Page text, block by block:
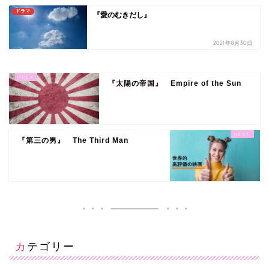
ドラマ 『愛のむきだし』
2021年8月30日
『太陽の帝国』 Empire of the Sun
『第三の男』 The Third Man
カテゴリー